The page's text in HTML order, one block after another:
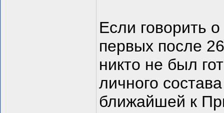
Если говорить
первых после
никто не был
личного
ближайшей к